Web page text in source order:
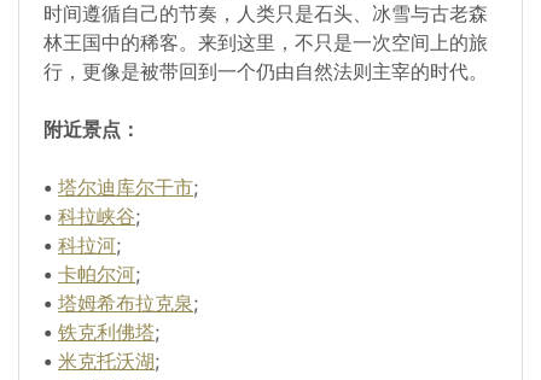
时间遵循自己的节奏，人类只是石头、冰雪与古老森
林王国中的稀客。来到这里，不只是一次空间上的旅
行，更像是被带回到一个仍由自然法则主宰的时代。
附近景点：
• 塔尔迪库尔干市;
• 科拉峡谷;
• 科拉河;
• 卡帕尔河;
• 塔姆希布拉克泉;
• 铁克利佛塔;
• 米克托沃湖;